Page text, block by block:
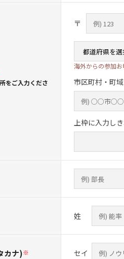
をご入力くださ
〒
海外からの参加お
市区町村・町
上枠に入力し
姓
カナ)※ セイ